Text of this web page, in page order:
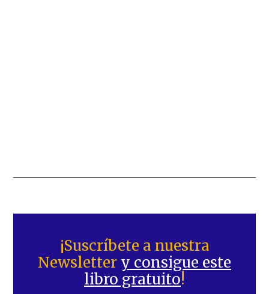
lateral
principal
¡Suscríbete a nuestra
Newsletter y consigue este
libro gratuito!